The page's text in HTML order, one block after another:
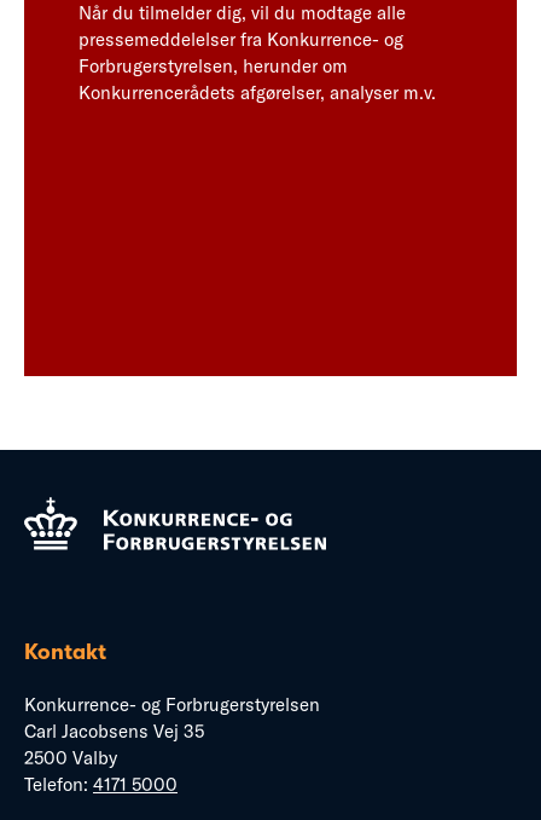
Når du tilmelder dig, vil du modtage alle
pressemeddelelser fra Konkurrence- og
Forbrugerstyrelsen, herunder om
Konkurrencerådets afgørelser, analyser m.v.
Kontakt
Konkurrence- og Forbrugerstyrelsen
Carl Jacobsens Vej 35
2500 Valby
Telefon: 4171 5000